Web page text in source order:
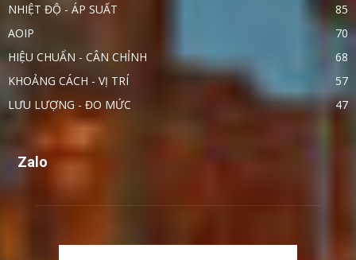
NHIỆT ĐỘ - ÁP SUẤT
85
AOIP
70
HIỆU CHUẨN - CÂN CHỈNH
68
KHOẢNG CÁCH - VỊ TRÍ
57
LƯU LƯỢNG - ĐO MỨC
47
Zalo